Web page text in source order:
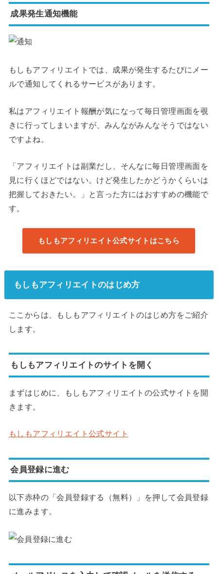
成果発生通知機能
もしもアフィリエイトでは、成果が発生するたびにメー
ルで通知してくれるサービスがあります。
私はアフィリエイト報酬が気になって毎日管理画面を覗
きに行ってしまいますが、みんながみんなそうではない
ですよね。
「アフィリエイトは副業だし、そんなに毎日管理画面を
見に行くほどではない。けど発生したかどうかくらいは
把握しておきたい。」と言った方にはおすすめの機能で
す。
もしもアフィリエイト公式サイトはこちら
もしもアフィリエイトのはじめ方
ここからは、もしもアフィリエイトのはじめ方をご紹介
します。
もしもアフィリエイトのサイトを開く
まずはじめに、もしもアフィリエイトの公式サイトを開
きます。
もしもアフィリエイト公式サイト
会員登録に進む
以下赤枠の「会員登録する（無料）」を押して会員登録
に進みます。